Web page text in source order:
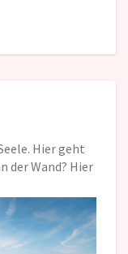
Hier geht
der Wand? Hier